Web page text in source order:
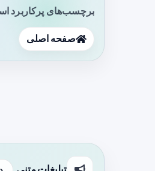
برچسب‌های پرکاربرد
صفحه اصلی